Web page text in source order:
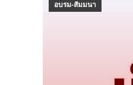
อบรม-สัมมนา